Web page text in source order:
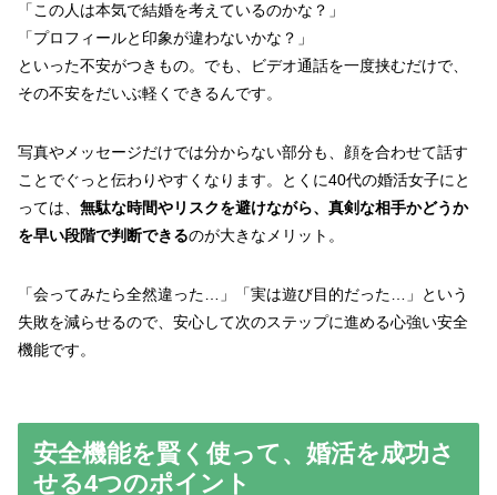
「この人は本気で結婚を考えているのかな？」
「プロフィールと印象が違わないかな？」
といった不安がつきもの。でも、ビデオ通話を一度挟むだけで、
その不安をだいぶ軽くできるんです。
写真やメッセージだけでは分からない部分も、顔を合わせて話す
ことでぐっと伝わりやすくなります。とくに40代の婚活女子にと
っては、 無駄な時間やリスクを避けながら、真剣な相手かどうか
を早い段階で判断できるのが大きなメリット。
「会ってみたら全然違った…」「実は遊び目的だった…」という
失敗を減らせるので、安心して次のステップに進める心強い安全
機能です。
安全機能を賢く使って、婚活を成功さ
せる4つのポイント